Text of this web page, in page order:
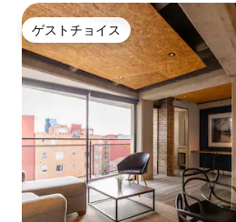
ゲストチョイス
ゲストチョイス